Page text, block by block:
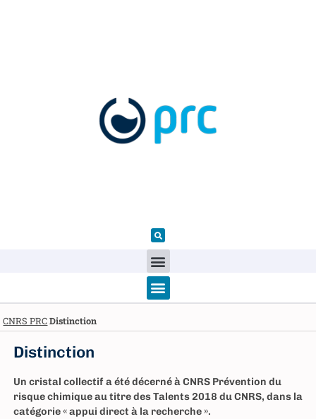
CNRS PRC Distinction
Distinction
Un cristal collectif a été décerné à CNRS Prévention du
risque chimique au titre des Talents 2018 du CNRS, dans la
catégorie « appui direct à la recherche ».